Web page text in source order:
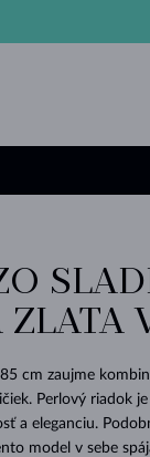
ŽLTÉ ZLATO
RUŽOVÉ ZLATO
TANZANITY
TOPÁSY
TURMALÍNY
VLTAVÍNY
PRE BÁBÄTKÁ
TURMALÍNY
VLTAVÍNY
PERLOVÉ PRÍVESKY
BIELE ZLATO
ZAFÍRY
SMARAGDY
MINERÁLY
SVADOBNÉ
ZLATA
cm zaujme
Perlový riadok
a eleganciu.
model v sebe